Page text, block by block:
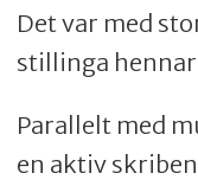
Det var med
stillinga
Parallelt med
en aktiv